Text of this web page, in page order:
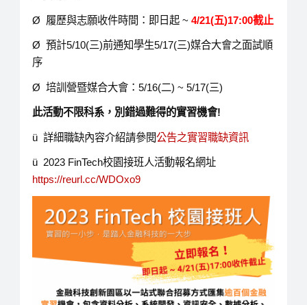
Ø 履歷與志願收件時間：即日起 ~ 4/21(五)17:00截止
Ø 預計5/10(三)前通知學生5/17(三)媒合大會之面試順
序
Ø 培訓營暨媒合大會：5/16(二) ~ 5/17(三)
此活動不限科系，別錯過難得的實習機會!
ü 詳細職缺內容介紹請參閱公告之實習職缺資訊
ü 2023 FinTech校園接班人活動報名網址
https://reurl.cc/WDOxo9